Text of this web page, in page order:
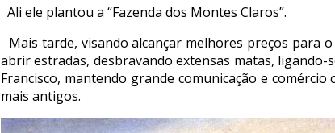
Ali ele plantou a “Fazenda dos Montes Claros”.
Mais tarde, visando alcançar melhores preços para
abrir estradas, desbravando extensas matas,
Francisco, mantendo grande comunicação e
mais antigos.